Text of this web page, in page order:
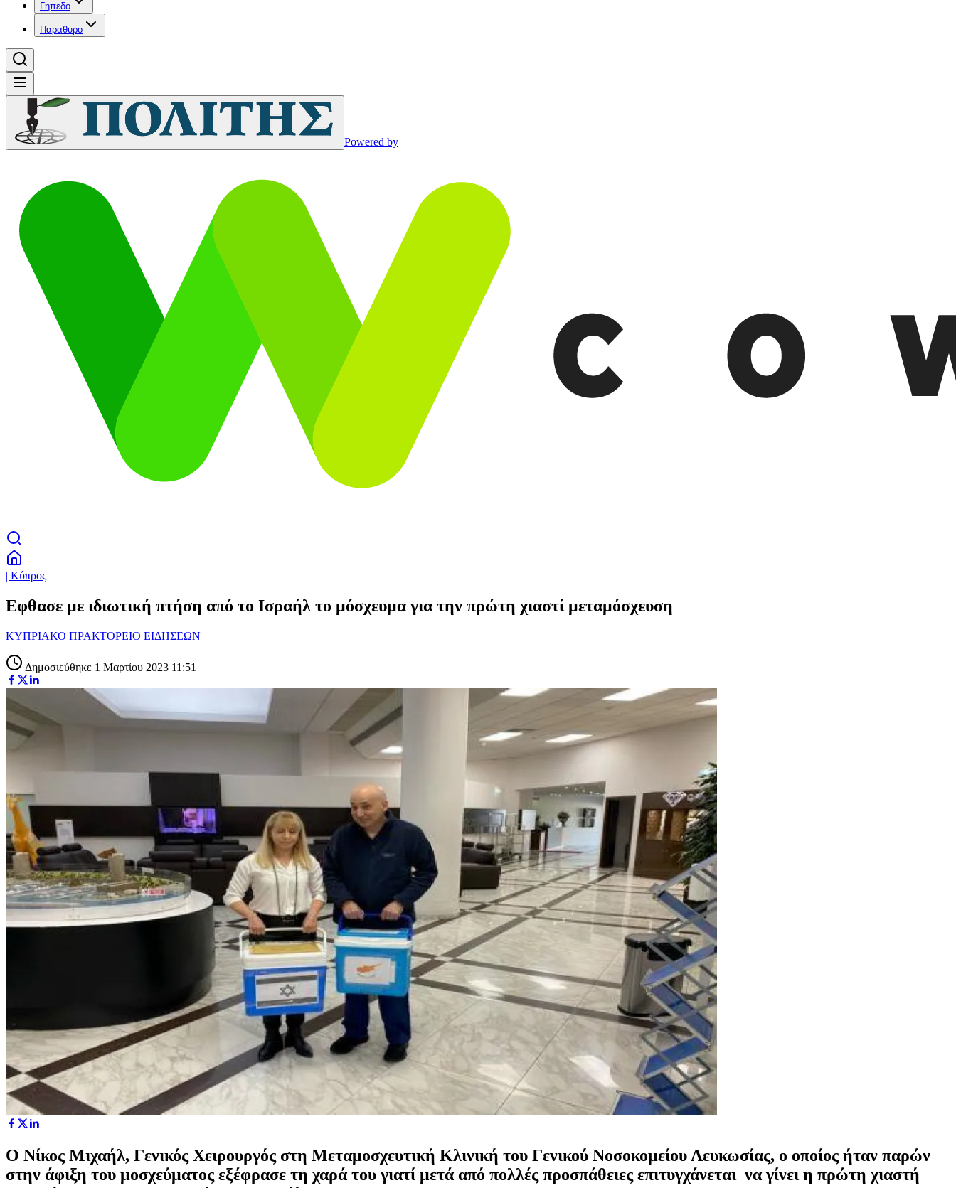
Γηπεδο
Παραθυρο
Powered by
| Κύπρος
Εφθασε με ιδιωτική πτήση από το Ισραήλ το μόσχευμα για την πρώτη χιαστί μεταμόσχευση
ΚΥΠΡΙΑΚΟ ΠΡΑΚΤΟΡΕΙΟ ΕΙΔΗΣΕΩΝ
Δημοσιεύθηκε 1 Μαρτίου 2023 11:51
Ο Νίκος Μιχαήλ, Γενικός Χειρουργός στη Μεταμοσχευτική Κλινική του Γενικού Νοσοκομείου Λευκωσίας, ο οποίος ήταν παρών
στην άφιξη του μοσχεύματος εξέφρασε τη χαρά του γιατί μετά από πολλές προσπάθειες επιτυγχάνεται να γίνει η πρώτη χιαστή